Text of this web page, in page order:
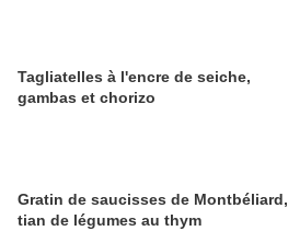
Tagliatelles à l'encre de seiche,
gambas et chorizo
Gratin de saucisses de Montbéliard,
tian de légumes au thym